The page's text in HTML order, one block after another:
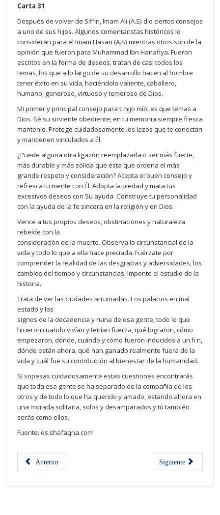
Carta 31
Después de volver de Siffin, Imam Ali (A.S) dio ciertos consejos
a uno de sus hijos. Algunos comentaristas históricos lo
consideran para el Imam Hasan (A.S) mientras otros son de la
opinión que fueron para Muhammad Ibn Hanafiya. Fueron
escritos en la forma de deseos, tratan de casi todos los
temas, los que a lo largo de su desarrollo hacen al hombre
tener éxito en su vida, haciéndolo valiente, caballero,
humano, generoso, virtuoso y temeroso de Dios.
Mi primer y principal consejo para ti hijo mío, es que temas a
Dios. Sé su sirviente obediente; en tu memoria siempre fresca
mantenlo. Protege cuidadosamente los lazos que te conectan
y mantienen vinculados a Él.
¿Puede alguna otra ligazón reemplazarla o ser más fuerte,
más durable y más sólida que ésta que ordena el más
grande respeto y consideración? Acepta el buen consejo y
refresca tu mente con Él. Adopta la piedad y mata tus
excesivos deseos con Su ayuda. Construye tu personalidad
con la ayuda de la fe sincera en la religión y en Dios.
Vence a tus propios deseos, obstinaciones y naturaleza
rebelde con la
consideración de la muerte. Observa lo circunstancial de la
vida y todo lo que a ella hace preciada. Fuérzate por
comprender la realidad de las desgracias y adversidades, los
cambios del tiempo y circunstancias. Imponte el estudio de la
historia.
Trata de ver las ciudades arruinadas. Los palacios en mal
estado y los
signos de la decadencia y ruina de esa gente, todo lo que
hicieron cuando vivían y tenían fuerza, qué lograron, cómo
empezaron, dónde, cuándo y cómo fueron inducidos a un fi n,
dónde están ahora, qué han ganado realmente fuera de la
vida y cuál fue su contribución al bienestar de la humanidad.
Si sopesas cuidadosamente estas cuestiones encontrarás
que toda esa gente se ha separado de la compañía de los
otros y de todo lo que ha querido y amado, estando ahora en
una morada solitaria, solos y desamparados y tú también
serás como ellos.
Fuente: es.shafaqna.com
Anterior Siguiente